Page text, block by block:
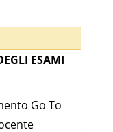
ESAMI
Go To